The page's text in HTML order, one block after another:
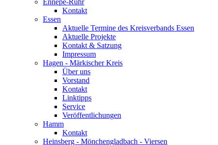
Ennepe-Ruhr
Kontakt
Essen
Aktuelle Termine des Kreisverbands Essen
Aktuelle Projekte
Kontakt & Satzung
Impressum
Hagen - Märkischer Kreis
Über uns
Vorstand
Kontakt
Linktipps
Service
Veröffentlichungen
Hamm
Kontakt
Heinsberg - Mönchengladbach - Viersen